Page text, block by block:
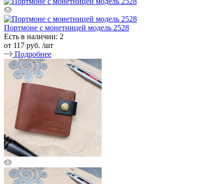
Портмоне с монетницей модель 2528
Есть в наличии: 2
от 117 руб. /шт
Подробнее